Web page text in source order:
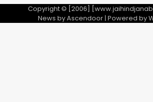
Copyright © [2006]
News byAscendoor| Powered by